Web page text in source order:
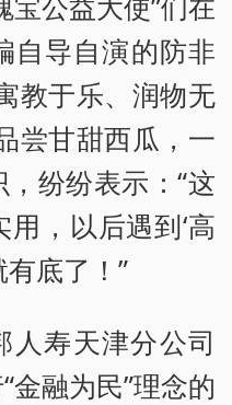
自导自演的防非
教于乐、润物无
尝甘甜西瓜，一
纷纷表示：“这
，以后遇到‘高
有底了！”
人寿天津分公司
金融为民”理念的